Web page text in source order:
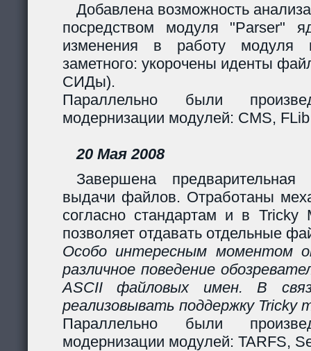
Добавлена возможность
посредством модуля "Parser"
изменения в работу модуля
заметного: укорочены иденты
СИДы).
Параллельно были
модернизации модулей: CMS,
20 Мая 2008
Завершена предварительная
выдачи файлов. Отработаны
согласно стандартам и в Tricky
позволяет отдавать отдельные
Особо интересным моментом
различное поведение
ASCII файловых имен. В
реализовывать поддержку Tricky
Параллельно были
модернизации модулей: TARFS,